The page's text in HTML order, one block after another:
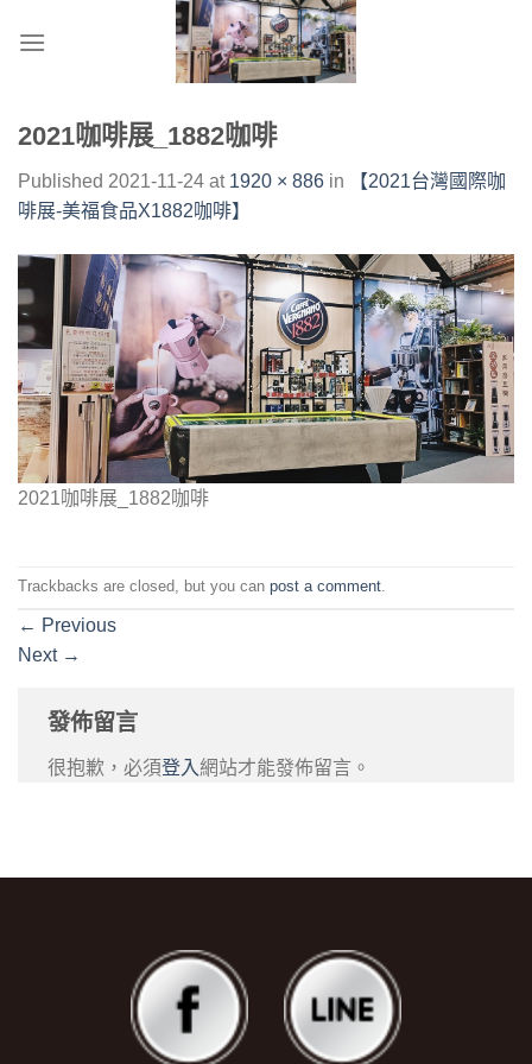
2021咖啡展_1882咖啡
Published 2021-11-24 at 1920 × 886 in
【2021台灣國際咖
啡展-美福食品X1882咖啡】
2021咖啡展_1882咖啡
Trackbacks are closed, but you can post a comment.
← Previous
Next →
發佈留言
很抱歉，必須登入網站才能發佈留言。